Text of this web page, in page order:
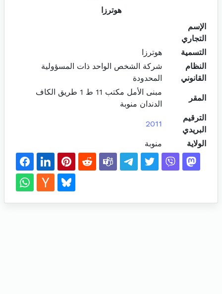
هوترزا
الإسم
التجاري
التسمية
هوترزا
النظام
القانوني
شركة الشخص الواحد ذات المسؤولية
المحدودة
المقر
مبنى الأمل مكتب 11 ط 1 طريق الكاف
الدندان منوبة
الترقيم
البريدي
2011
الولاية منوبة